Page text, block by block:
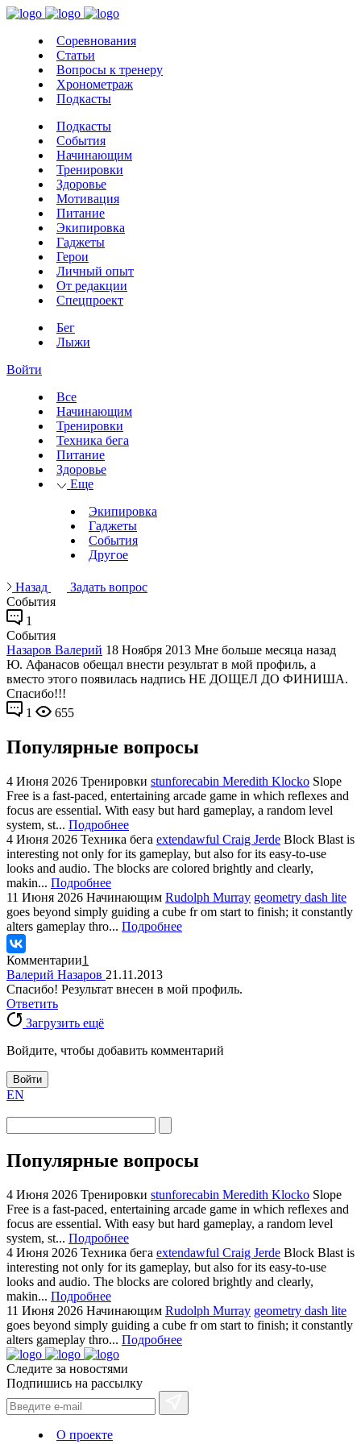
Соревнования
Статьи
Вопросы к тренеру
Хронометраж
Подкасты
Подкасты
События
Начинающим
Тренировки
Здоровье
Мотивация
Питание
Экипировка
Гаджеты
Герои
Личный опыт
От редакции
Спецпроект
Бег
Лыжи
Войти
Все
Начинающим
Тренировки
Техника бега
Питание
Здоровье
Еще
Экипировка
Гаджеты
События
Другое
Назад
Задать вопрос
События
1
События
Назаров Валерий 18 Ноября 2013 Мне больше месяца назад
Ю. Афанасов обещал внести результат в мой профиль, а
вместо этого появилась надпись НЕ ДОЩЕЛ ДО ФИНИША.
Спасибо!!!
1
655
Популярные вопросы
4 Июня 2026 Тренировки stunforecabin Meredith Klocko Slope
Free is a fast-paced, entertaining arcade game in which reflexes and
focus are essential. With easy but hard gameplay, a random level
system, st... Подробнее
4 Июня 2026 Техника бега extendawful Craig Jerde Block Blast is
interesting not only for its gameplay, but also for its easy-to-use
looks and audio. The blocks are colored brightly and clearly,
makin... Подробнее
11 Июня 2026 Начинающим Rudolph Murray geometry dash lite
goes beyond simply guiding a cube fr om start to finish; it constantly
alters gameplay thro... Подробнее
Комментарии1
Валерий Назаров 21.11.2013
Спасибо! Результат внесен в мой профиль.
Ответить
Загрузить ещё
Войдите, чтобы добавить комментарий
Войти
EN
Популярные вопросы
4 Июня 2026 Тренировки stunforecabin Meredith Klocko Slope
Free is a fast-paced, entertaining arcade game in which reflexes and
focus are essential. With easy but hard gameplay, a random level
system, st... Подробнее
4 Июня 2026 Техника бега extendawful Craig Jerde Block Blast is
interesting not only for its gameplay, but also for its easy-to-use
looks and audio. The blocks are colored brightly and clearly,
makin... Подробнее
11 Июня 2026 Начинающим Rudolph Murray geometry dash lite
goes beyond simply guiding a cube fr om start to finish; it constantly
alters gameplay thro... Подробнее
Следите за новостями
Подпишись на рассылку
О проекте